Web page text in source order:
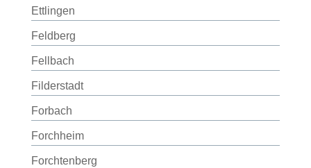
Ettlingen
Feldberg
Fellbach
Filderstadt
Forbach
Forchheim
Forchtenberg